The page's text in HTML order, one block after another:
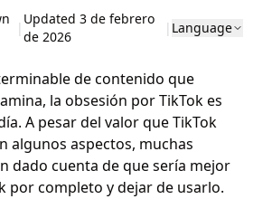
|
Updated 3 de febrero
de 2026
| Language
de contenido que
la obsesión por TikTok es
A pesar del valor que TikTok
algunos aspectos, muchas
dado cuenta de que sería mejor
por completo y dejar de usarlo.